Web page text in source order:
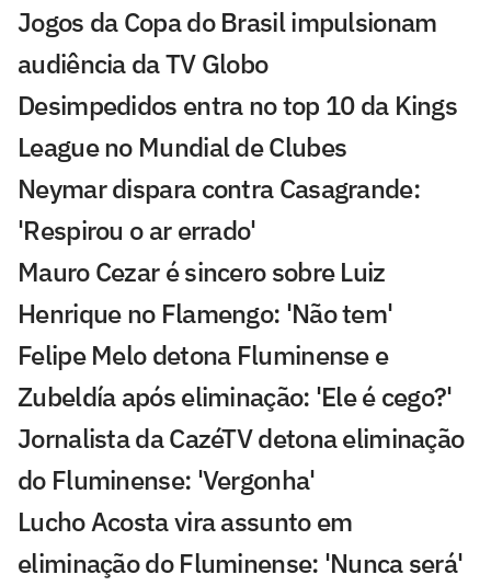
Jogos da Copa do Brasil impulsionam
audiência da TV Globo
Desimpedidos entra no top 10 da Kings
League no Mundial de Clubes
Neymar dispara contra Casagrande:
'Respirou o ar errado'
Mauro Cezar é sincero sobre Luiz
Henrique no Flamengo: 'Não tem'
Felipe Melo detona Fluminense e
Zubeldía após eliminação: 'Ele é cego?'
Jornalista da CazéTV detona eliminação
do Fluminense: 'Vergonha'
Lucho Acosta vira assunto em
eliminação do Fluminense: 'Nunca será'